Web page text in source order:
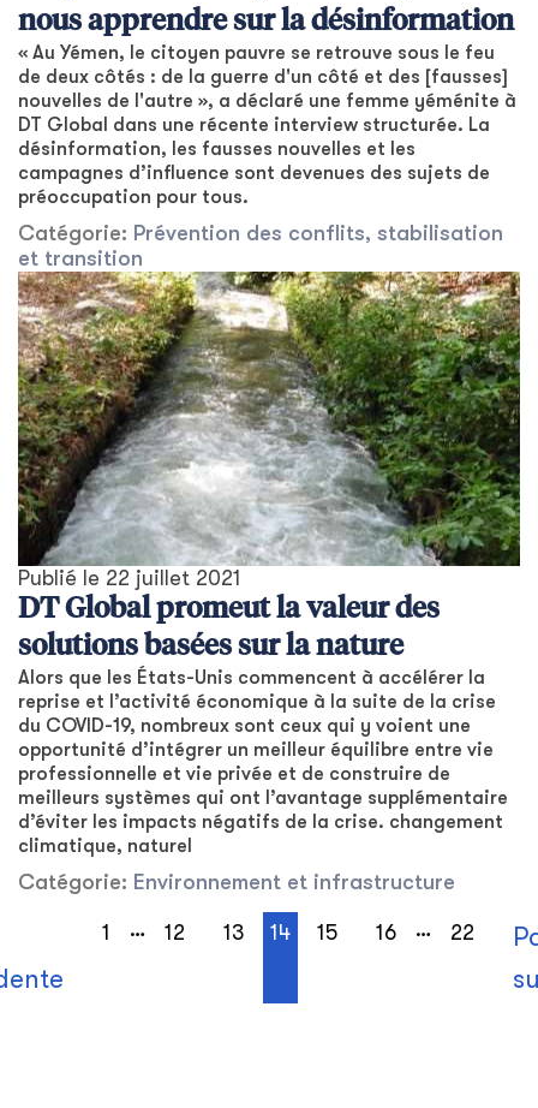
nous apprendre sur la désinformation
« Au Yémen, le citoyen pauvre se retrouve sous le feu
de deux côtés : de la guerre d'un côté et des [fausses]
nouvelles de l'autre », a déclaré une femme yéménite à
DT Global dans une récente interview structurée. La
désinformation, les fausses nouvelles et les
campagnes d’influence sont devenues des sujets de
préoccupation pour tous.
Catégorie: Prévention des conflits, stabilisation
et transition
Publié le 22 juillet 2021
DT Global promeut la valeur des
solutions basées sur la nature
Alors que les États-Unis commencent à accélérer la
reprise et l’activité économique à la suite de la crise
du COVID-19, nombreux sont ceux qui y voient une
opportunité d’intégrer un meilleur équilibre entre vie
professionnelle et vie privée et de construire de
meilleurs systèmes qui ont l’avantage supplémentaire
d’éviter les impacts négatifs de la crise. changement
climatique, naturel
Catégorie: Environnement et infrastructure
1 … 12 13 14 15 16 … 22